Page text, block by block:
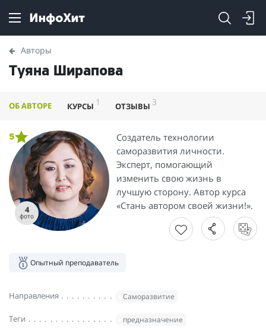
Авторы
Туяна Ширапова
ОБ АВТОРЕ КУРСЫ 1 ОТЗЫВЫ 3
4
фото
5
Создатель технологии
саморазвития личности.
Эксперт, помогающий
изменить свою жизнь в
лучшую сторону. Автор курса
«Стань автором своей жизни!».
Опытный преподаватель
Направления Саморазвитие
Теги предназначение